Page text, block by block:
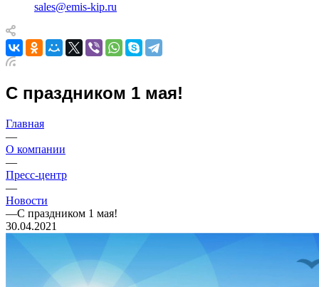
sales@emis-kip.ru
С праздником 1 мая!
Главная
—
О компании
—
Пресс-центр
—
Новости
—С праздником 1 мая!
30.04.2021